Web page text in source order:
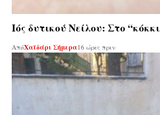
Ιός δυτικού Νείλου: Στο
ΑπόΧαϊδάρι Σήμερα 16 ώρες πριν